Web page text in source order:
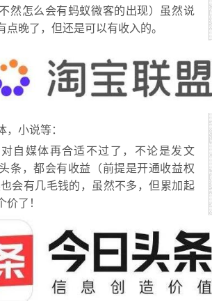
然怎么会有蚂蚁微客的出现）虽然说
点晚了，但还是可以有收入的。
，小说等：
自媒体再合适不过了，不论是发文
条，都会有收益（前提是开通收益权
会有几毛钱的，虽然不多，但累加起
价了！